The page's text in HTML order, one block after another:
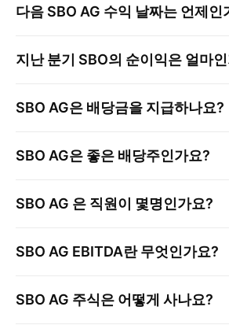
다음 SBO AG 수익 날짜는 언제인
지난 분기 SBO의 순이익은 얼마
SBO AG은 배당금을 지급하나요?
SBO AG은 좋은 배당주인가요?
SBO AG 은 직원이 몇명인가요?
SBO AG EBITDA란 무엇인가요?
SBO AG 주식은 어떻게 사나요?